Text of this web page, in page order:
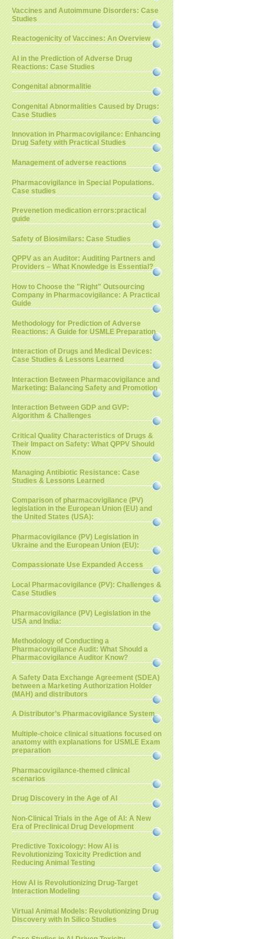
Vaccines and Autoimmune Disorders: Case
Studies
Reactogenicity of Vaccines: An Overview
AI in the Prediction of Adverse Drug
Reactions: Case Studies
Congenital abnormalitie
Congenital Abnormalities Caused by Drugs:
Case Studies
Innovation in Pharmacovigilance: Enhancing
Drug Safety with Practical Studies
Management of adverse reactions
Pharmacovigilance in Special Populations.
Case studies
Prevenetion medication errors:practical
guide
Safety of Biosimilars: Case Studies
QPPV as an Auditor: Auditing Partners and
Providers – What Knowledge is Essential?
How to Choose the "Right" Outsourcing
Company in Pharmacovigilance: A Practical
Guide
Methodology for Prediction of Adverse
Reactions: A Guide for USMLE Preparation
Interaction of Drugs and Medical Devices:
Case Studies & Lessons Learned
Interaction Between Pharmacovigilance and
Marketing: Balancing Safety and Promotion
Interaction Between GDP and GVP:
Algorithm & Challenges
Critical Quality Characteristics of Drugs &
Their Impact on Safety: What QPPV Should
Know
Managing Antibiotic Resistance: Case
Studies & Lessons Learned
Comparison of pharmacovigilance (PV)
legislation in the European Union (EU) and
the United States (USA):
Pharmacovigilance (PV) Legislation in
Ukraine and the European Union (EU):
Compassionate Use Expanded Access
Local Pharmacovigilance (PV): Challenges &
Case Studies
Pharmacovigilance (PV) Legislation in the
USA and India:
Methodology of Conducting a
Pharmacovigilance Audit: What Should a
Pharmacovigilance Auditor Know?
A Safety Data Exchange Agreement (SDEA)
between a Marketing Authorization Holder
(MAH) and distributors
A Distributor’s Pharmacovigilance System
Multiple-choice clinical situations focused on
anatomy with explanations for USMLE Exam
preparation
Pharmacovigilance-themed clinical
scenarios
Drug Discovery in the Age of AI
Non-Clinical Trials in the Age of AI: A New
Era of Preclinical Drug Development
Predictive Toxicology: How AI is
Revolutionizing Toxicity Prediction and
Reducing Animal Testing
How AI is Revolutionizing Drug-Target
Interaction Modeling
Virtual Animal Models: Revolutionizing Drug
Discovery with In Silico Studies